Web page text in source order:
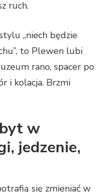
ruch.
„niech będzie
to Plewen lubi
rano, spacer po
i kolacja. Brzmi
w
jedzenie,
się zmieniać w